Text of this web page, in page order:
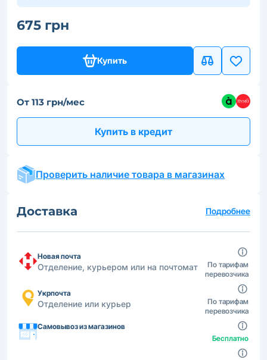
675 грн
Купить
От 113 грн/мес
Купить в кредит
Проверить наличие товара в магазинах
Доставка Подробнее
Новая почта
Отделение, курьером или на почтомат
По тарифам
перевозчика
Укрпочта
Отделение или курьер
По тарифам
перевозчика
Самовывоз из магазинов
Бесплатно